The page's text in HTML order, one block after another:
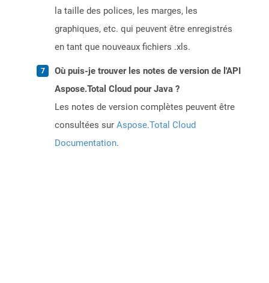
la taille des polices, les marges, les
graphiques, etc. qui peuvent être enregistrés
en tant que nouveaux fichiers .xls.
Où puis-je trouver les notes de version de l'API
Aspose.Total Cloud pour Java ?
Les notes de version complètes peuvent être
consultées sur Aspose.Total Cloud
Documentation.